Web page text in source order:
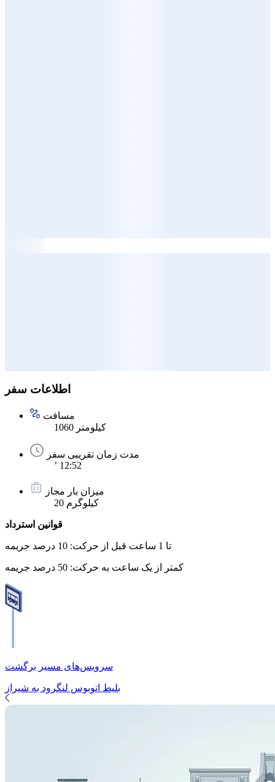
اطلاعات سفر
مسافت
1060 کیلومتر
مدت زمان تقریبی سفر
’ 12:52
میزان بار مجاز
20 کیلوگرم
قوانین استرداد
تا 1 ساعت قبل از حرکت: 10 درصد جریمه
کمتر از یک ساعت به حرکت: 50 درصد جریمه
سرویس‌های مسیر برگشت
بلیط اتوبوس لنگرود به شیراز